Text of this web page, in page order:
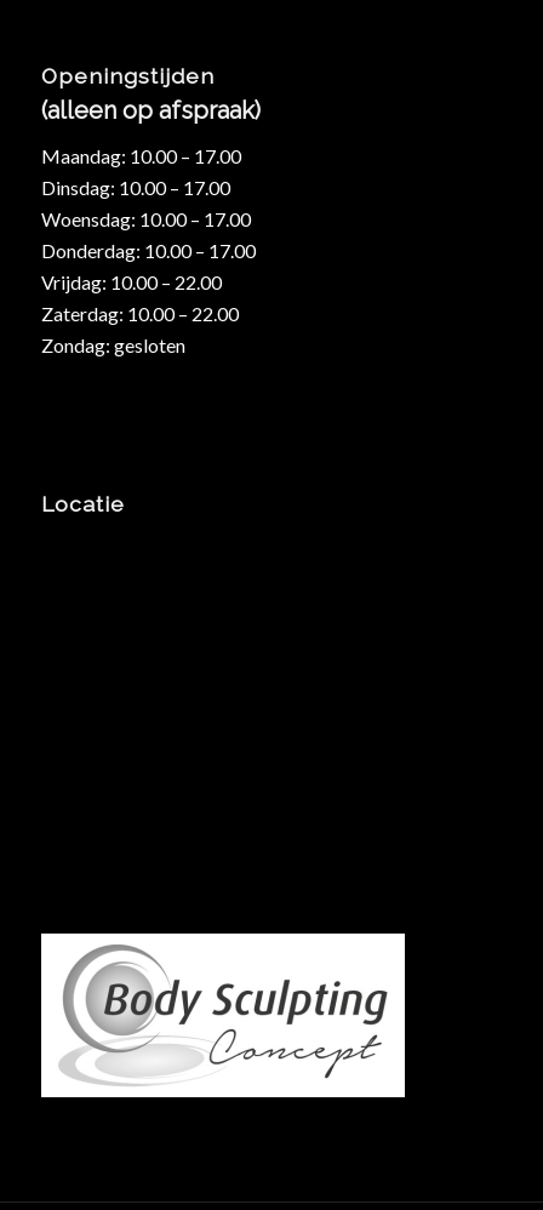
Openingstijden
(alleen op afspraak)
Maandag: 10.00 – 17.00
Dinsdag: 10.00 – 17.00
Woensdag: 10.00 – 17.00
Donderdag: 10.00 – 17.00
Vrijdag: 10.00 – 22.00
Zaterdag: 10.00 – 22.00
Zondag: gesloten
Locatie